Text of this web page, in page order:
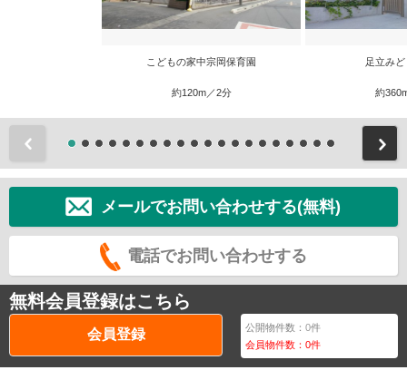
こどもの家中宗岡保育園
約120m／2分
足立み
約
メールでお問い合わせする(無料)
電話でお問い合わせする
無料会員登録はこちら
会員登録 公開物件数：0件
会員物件数：0件